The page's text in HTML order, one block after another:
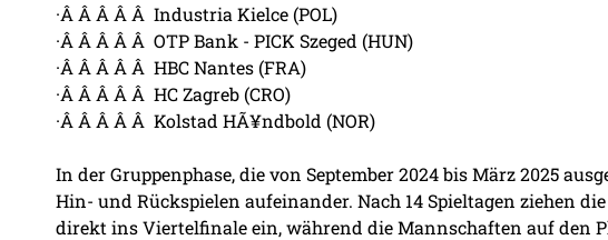
·Â Â Â Â Â Industria Kielce (POL)
·Â Â Â Â Â OTP Bank - PICK Szeged (HUN)
·Â Â Â Â Â HBC Nantes (FRA)
·Â Â Â Â Â HC Zagreb (CRO)
·Â Â Â Â Â Kolstad HÃ¥ndbold (NOR)
In der Gruppenphase, die von September 2024 bis März 2025
Hin- und Rückspielen aufeinander. Nach 14 Spieltagen ziehen
direkt ins Viertelfinale ein, während die Mannschaften auf den